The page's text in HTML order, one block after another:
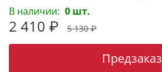
В наличии: 0 шт.
2 410 ₽ 5 130 ₽
Предзаказ